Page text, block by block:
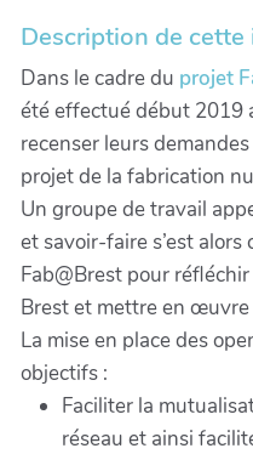
Description de
Dans le cadre du projet
été effectué début 2019
recenser leurs
projet de la fabrication
Un groupe de travail
et savoir-faire s’est
Fab@Brest pour
Brest et mettre en œuvre
La mise en place des
objectifs :
Faciliter la
réseau et ainsi